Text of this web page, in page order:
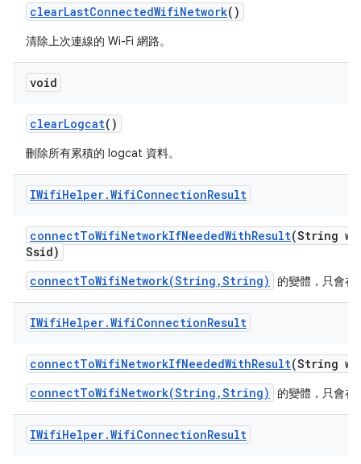
clearLastConnectedWifiNetwork()
清除上次連線的 Wi-Fi 網路。
void
clearLogcat()
刪除所有累積的 logcat 資料。
IWifiHelper.WifiConnectionResult
connectToWifiNetworkIfNeededWithResult(String
Ssid)
connectToWifiNetwork(String,String)
的變體，只會在
IWifiHelper.WifiConnectionResult
connectToWifiNetworkIfNeededWithResult(String
connectToWifiNetwork(String,String)
的變體，只會在
IWifiHelper.WifiConnectionResult